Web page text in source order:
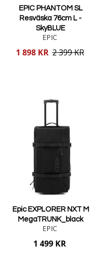
EPIC PHANTOM SL
Resväska 76cm L -
SkyBLUE
EPIC
Reducerat
1 898 KR 2 399 KR
Epic EXPLORER NXT M
MegaTRUNK_black
EPIC
1 499 KR